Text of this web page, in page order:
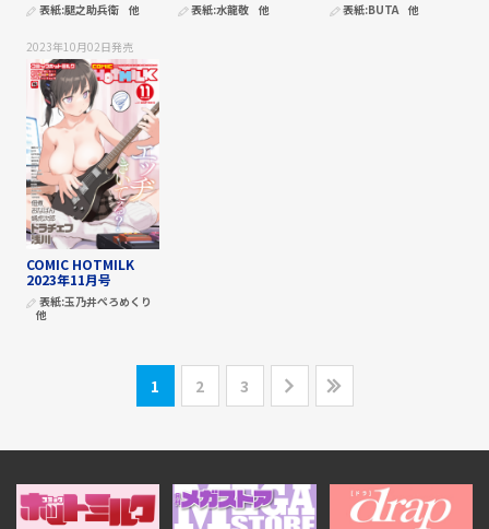
表紙:腿之助兵衛 他 表紙:水龍敬 他 表紙:BUTA 他
2023年10月02日発売
COMIC HOTMILK
2023年11月号
表紙:玉乃井ぺろめくり
他
1 2 3